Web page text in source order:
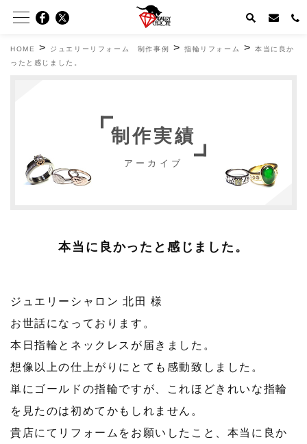
HOME > ジュエリーリフォーム 制作事例 >指輪リフォーム >本当に良か
ったと感じました。
制作実績
アーカイブ
本当に良かったと感じました。
ジュエリーシャロン 北田 様
お世話になっております。
本日指輪とネックレスが届きました。
想像以上の仕上がりにとても感動致しました。
単にゴールドの指輪ですが、これほどきれいな指輪
を見たのは初めてかもしれません。
貴店にてリフォームをお願いしたこと、本当に良か